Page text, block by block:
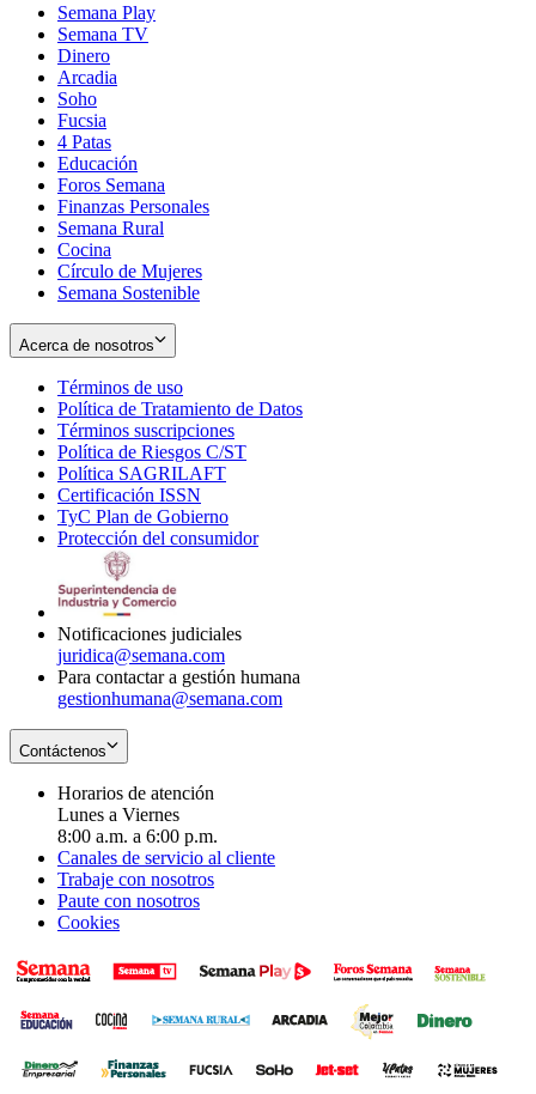
Semana Play
Semana TV
Dinero
Arcadia
Soho
in
new
window
Fucsia
in
new
window
4 Patas
Educación
Foros Semana
Finanzas Personales
Semana Rural
Cocina
Círculo de Mujeres
Semana Sostenible
Acerca de nosotros
Términos de uso
in
new
window
Política de Tratamiento de Datos
Términos suscripciones
in
Política de Riesgos C/ST
Política SAGRILAFT
new
window
Certificación ISSN
in
new
TyC Plan de Gobierno
in
Protección del consumidorOpens
Notificaciones judiciales
juridica@semana.com
Para contactar a gestión humana
gestionhumana@semana.com
Contáctenos
Horarios de atención
Lunes a Viernes
8:00 a.m. a 6:00 p.m.
Canales de servicio al cliente
Trabaje con nosotros
Paute con nosotros
Cookies